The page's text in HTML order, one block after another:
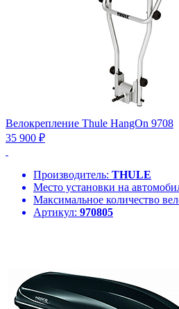
Велокрепление Thule HangOn 9708
35 900 ₽
Производитель: THULE
Место установки на
Максимальное количество
Артикул: 970805